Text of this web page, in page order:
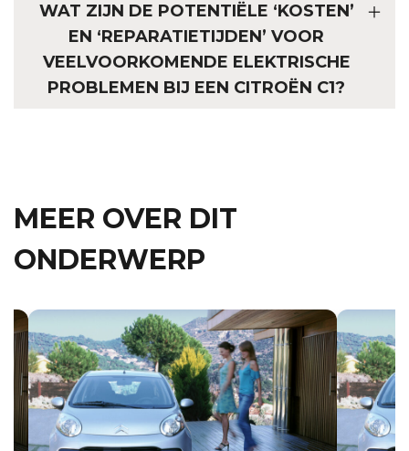
WAT ZIJN DE POTENTIËLE ‘KOSTEN’
EN ‘REPARATIETIJDEN’ VOOR
VEELVOORKOMENDE ELEKTRISCHE
PROBLEMEN BIJ EEN CITROËN C1?
MEER OVER DIT
ONDERWERP